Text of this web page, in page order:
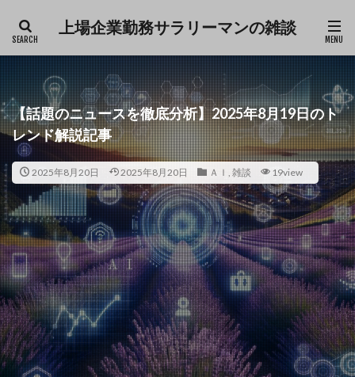
上場企業勤務サラリーマンの雑談
【話題のニュースを徹底分析】2025年8月19日のト
レンド解説記事
2025年8月20日 2025年8月20日 ＡＩ , 雑談 19view
ファッション デザイン 流行
カテゴリー
タグ
Excel 仕事 育児 雑談
検索